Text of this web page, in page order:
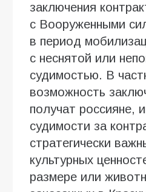
заключения
с Вооруженными
в период
с неснятой или
судимостью. В
возможность
получат россияне,
судимости за
стратегически
культурных
размере или